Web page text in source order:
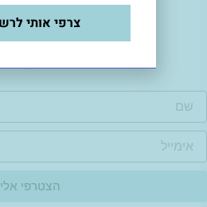
הצטרפי אליי
צרפי אותי